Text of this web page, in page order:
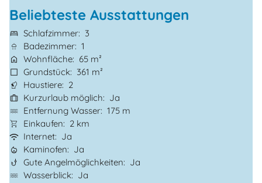
Beliebteste Ausstattungen
Schlafzimmer
3
Badezimmer 1
Wohnfläche
65 m²
Grundstück
361 m²
Haustiere
2
Kurzurlaub möglich
Ja
Entfernung Wasser 175 m
Einkaufen
2 km
Internet
Ja
Kaminofen
Ja
Gute Angelmöglichkeiten
Ja
Wasserblick
Ja